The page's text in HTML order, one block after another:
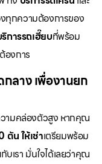
ทุกความต้องการของ
การรถเฮี๊ยบที่พร้อม
งการ
ลาง เพื่องานยก
ามคล่องตัวสูง หากคุณ
ตัน ให้เช่าเตรียมพร้อม
กับเรา มั่นใจได้เลยว่าคุณ